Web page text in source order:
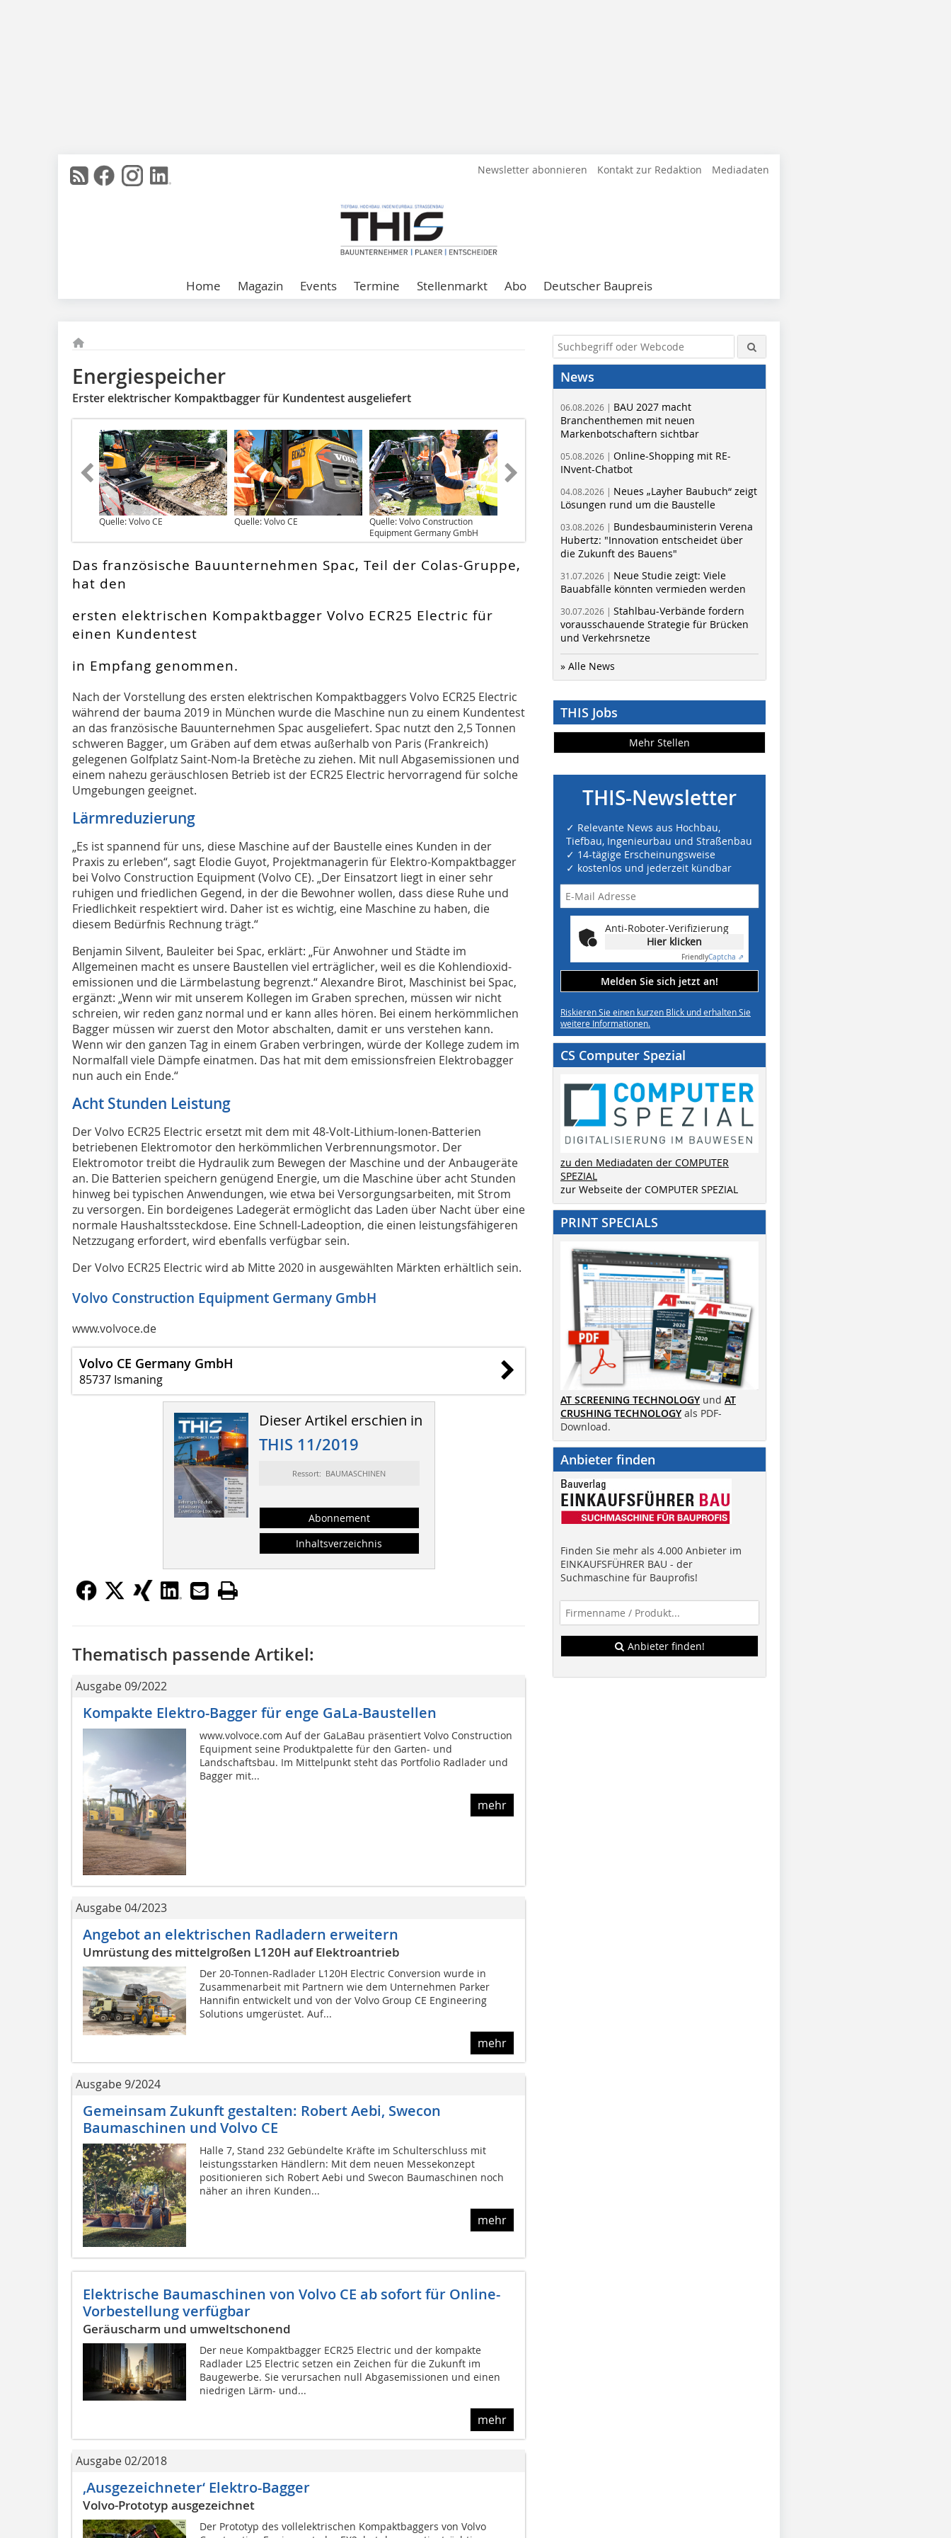
Newsletter abonnieren Kontakt zur Redaktion Mediadaten
Home Magazin Events Termine Stellenmarkt Abo Deutscher Baupreis
Energiespeicher
Erster elektrischer Kompaktbagger für Kundentest ausgeliefert
Quelle: Volvo CE Quelle: Volvo CE
Quelle: Volvo Construction
Equipment Germany GmbH
Das französische Bauunternehmen Spac, Teil der Colas-Gruppe,
hat den
ersten elektrischen Kompaktbagger Volvo ECR25 Electric für
einen Kundentest
in Empfang genommen.
Nach der Vorstellung des ersten elektrischen Kompaktbaggers Volvo ECR25 Electric
während der bauma 2019 in München wurde die Maschine nun zu einem Kundentest
an das französische Bauunternehmen Spac ausgeliefert. Spac nutzt den 2,5 Tonnen
schweren Bagger, um Gräben auf dem etwas außerhalb von Paris (Frankreich)
gelegenen Golfplatz Saint-Nom-la Bretèche zu ziehen. Mit null Abgasemissionen und
einem nahezu geräuschlosen Betrieb ist der ECR25 Electric hervorragend für solche
Umgebungen geeignet.
Lärmreduzierung
„Es ist spannend für uns, diese Maschine auf der Baustelle eines Kunden in der
Praxis zu erleben“, sagt Elodie Guyot, Projektmanagerin für Elektro-Kompaktbagger
bei Volvo Construction Equipment (Volvo CE). „Der Einsatzort liegt in einer sehr
ruhigen und friedlichen Gegend, in der die Bewohner wollen, dass diese Ruhe und
Friedlichkeit respektiert wird. Daher ist es wichtig, eine Maschine zu haben, die
diesem Bedürfnis Rechnung trägt.“
Benjamin Silvent, Bauleiter bei Spac, erklärt: „Für Anwohner und Städte im
Allgemeinen macht es unsere Baustellen viel erträglicher, weil es die Kohlendioxid-
emissionen und die Lärmbelastung begrenzt.“ Alexandre Birot, Maschinist bei Spac,
ergänzt: „Wenn wir mit unserem Kollegen im Graben sprechen, müssen wir nicht
schreien, wir reden ganz normal und er kann alles hören. Bei einem herkömmlichen
Bagger müssen wir zuerst den Motor abschalten, damit er uns verstehen kann.
Wenn wir den ganzen Tag in einem Graben verbringen, würde der Kollege zudem im
Normalfall viele Dämpfe einatmen. Das hat mit dem emissionsfreien Elektrobagger
nun auch ein Ende.“
Acht Stunden Leistung
Der Volvo ECR25 Electric ersetzt mit dem mit 48-Volt-Lithium-Ionen-Batterien
betriebenen Elektromotor den herkömmlichen Verbrennungsmotor. Der
Elektromotor treibt die Hydraulik zum Bewegen der Maschine und der Anbaugeräte
an. Die Batterien speichern genügend Energie, um die Maschine über acht Stunden
hinweg bei typischen Anwendungen, wie etwa bei Versorgungsarbeiten, mit Strom
zu versorgen. Ein bordeigenes Ladegerät ermöglicht das Laden über Nacht über eine
normale Haushaltssteckdose. Eine Schnell-Ladeoption, die einen leistungsfähigeren
Netzzugang erfordert, wird ebenfalls verfügbar sein.
Der Volvo ECR25 Electric wird ab Mitte 2020 in ausgewählten Märkten erhältlich sein.
Volvo Construction Equipment Germany GmbH
www.volvoce.de
Volvo CE Germany GmbH
85737 Ismaning
Dieser Artikel erschien in
THIS 11/2019
Ressort: BAUMASCHINEN
Abonnement
Inhaltsverzeichnis
Thematisch passende Artikel:
Ausgabe 09/2022
Kompakte Elektro-Bagger für enge GaLa-Baustellen
www.volvoce.com Auf der GaLaBau präsentiert Volvo Construction
Equipment seine Produktpalette für den Garten- und
Landschaftsbau. Im Mittelpunkt steht das Portfolio Radlader und
Bagger mit...
mehr
Ausgabe 04/2023
Angebot an elektrischen Radladern erweitern
Umrüstung des mittelgroßen L120H auf Elektroantrieb
Der 20-Tonnen-Radlader L120H Electric Conversion wurde in
Zusammenarbeit mit Partnern wie dem Unternehmen Parker
Hannifin entwickelt und von der Volvo Group CE Engineering
Solutions umgerüstet. Auf...
mehr
Ausgabe 9/2024
Gemeinsam Zukunft gestalten: Robert Aebi, Swecon
Baumaschinen und Volvo CE
Halle 7, Stand 232 Gebündelte Kräfte im Schulterschluss mit
leistungsstarken Händlern: Mit dem neuen Messekonzept
positionieren sich Robert Aebi und Swecon Baumaschinen noch
näher an ihren Kunden...
mehr
Elektrische Baumaschinen von Volvo CE ab sofort für Online-
Vorbestellung verfügbar
Geräuscharm und umweltschonend
Der neue Kompaktbagger ECR25 Electric und der kompakte
Radlader L25 Electric setzen ein Zeichen für die Zukunft im
Baugewerbe. Sie verursachen null Abgasemissionen und einen
niedrigen Lärm- und...
mehr
Ausgabe 02/2018
‚Ausgezeichneter‘ Elektro-Bagger
Volvo-Prototyp ausgezeichnet
Der Prototyp des vollelektrischen Kompaktbaggers von Volvo
News
06.08.2026 | BAU 2027 macht
Branchenthemen mit neuen
Markenbotschaftern sichtbar
05.08.2026 | Online-Shopping mit RE-
INvent-Chatbot
04.08.2026 | Neues „Layher Baubuch“ zeigt
Lösungen rund um die Baustelle
03.08.2026 | Bundesbauministerin Verena
Hubertz: "Innovation entscheidet über
die Zukunft des Bauens"
31.07.2026 | Neue Studie zeigt: Viele
Bauabfälle könnten vermieden werden
30.07.2026 | Stahlbau-Verbände fordern
vorausschauende Strategie für Brücken
und Verkehrsnetze
» Alle News
THIS Jobs
Mehr Stellen
THIS-Newsletter
✓ Relevante News aus Hochbau,
Tiefbau, Ingenieurbau und Straßenbau
✓ 14-tägige Erscheinungsweise
✓ kostenlos und jederzeit kündbar
Anti-Roboter-Verifizierung
Hier klicken
FriendlyCaptcha ⇗
Melden Sie sich jetzt an!
Riskieren Sie einen kurzen Blick und erhalten Sie
weitere Informationen.
CS Computer Spezial
zu den Mediadaten der COMPUTER
SPEZIAL
zur Webseite der COMPUTER SPEZIAL
PRINT SPECIALS
AT SCREENING TECHNOLOGY und AT
CRUSHING TECHNOLOGY als PDF-
Download.
Anbieter finden
Finden Sie mehr als 4.000 Anbieter im
EINKAUFSFÜHRER BAU - der
Suchmaschine für Bauprofis!
Anbieter finden!